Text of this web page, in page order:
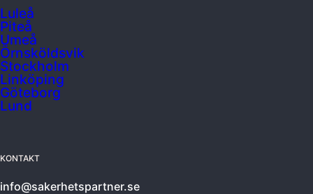
Luleå
Piteå
Umeå
Örnsköldsvik
Stockholm
Linköping
Göteborg
Lund
KONTAKT
info@sakerhetspartner.se